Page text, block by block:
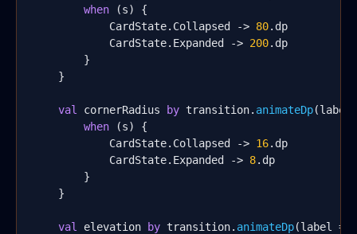
when (s) {
            CardState.Collapsed ->
80.dp
            CardState.Expanded ->
200.dp
        }
    }
val cornerRadius by transition. animateDp
when (s) {
            CardState.Collapsed ->
16.dp
            CardState.Expanded ->
8.dp
        }
    }
val elevation by transition. animateDp(label =